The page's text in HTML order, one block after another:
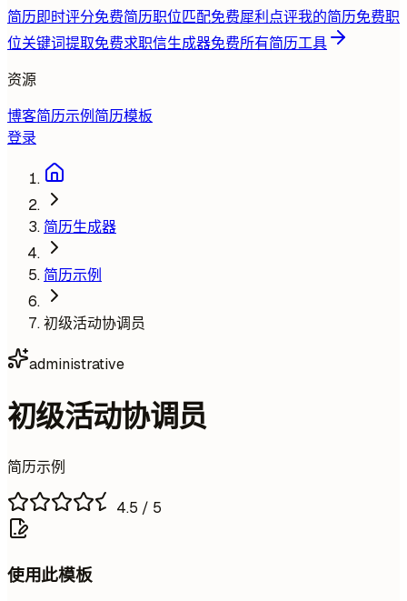
简历即时评分免费简历职位匹配免费犀利点评我的简历免费职
位关键词提取免费求职信生成器免费所有简历工具
资源
博客简历示例 简历模板
登录
简历生成器
简历示例
初级活动协调员
administrative
初级活动协调员
简历示例
4.5 / 5
使用此模板